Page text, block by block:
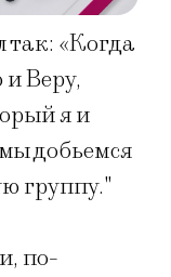
так: «Когда
Веру,
я и
добьемся
группу."
по-